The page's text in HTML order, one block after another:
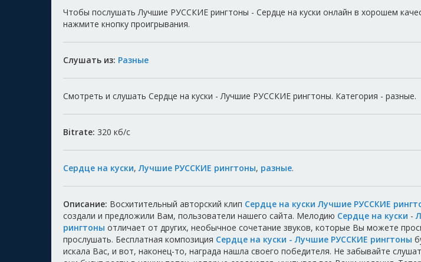
Чтобы послушать Лучшие РУССКИЕ рингтоны - Сердце на куски онлайн в хорошем
нажмите кнопку проигрывания.
Слушать из: Разные
Смотреть и слушать Сердце на куски - Лучшие РУССКИЕ рингтоны. Категория - разные.
Bitrate: 320 кб/с
Сердце на куски,Лучшие РУССКИЕ рингтоны, разные.
Описание: Восхитительный авторский клип Сердце на куски Лучшие РУССКИЕ
создали и предложили Вам, пользователи нашего сайта. Мелодию Сердце на куски -
рингтоны отличает от других, необычное сочетание звуков, которые Вы можете
прослушать. Бесплатная композиция Сердце на куски - Лучшие РУССКИЕ рингтоны
искала Вас, и вот, наконец-то, награда нашла своего победителя. Не забывайте